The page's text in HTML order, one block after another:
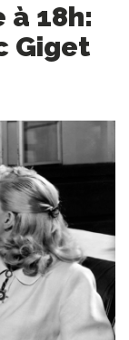
à 18h:
Giget